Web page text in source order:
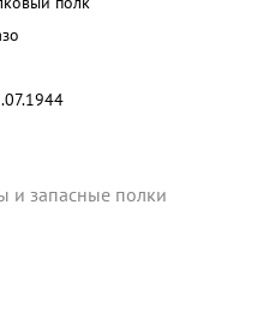
и запасные полки